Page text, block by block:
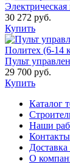
30 272 руб.
Купить
Пульт
29 700 руб.
Купить
Каталог
Наши
Контакты
Доставка
О